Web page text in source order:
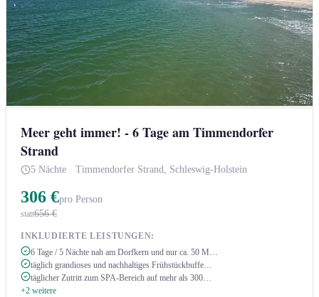
Meer geht immer! - 6 Tage am Timmendorfer
Strand
5 Nächte · Timmendorfer Strand, Schleswig-Holstein
306 €pro Person
statt656 €
INKLUDIERTE LEISTUNGEN:
6 Tage / 5 Nächte nah am Dorfkern und nur ca. 50 M…
täglich grandioses und nachhaltiges Frühstückbuffe…
täglicher Zutritt zum SPA-Bereich auf mehr als 300…
+2 weitere